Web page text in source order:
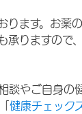
ります。お薬
承りますので
談やご自身の
健康チェック